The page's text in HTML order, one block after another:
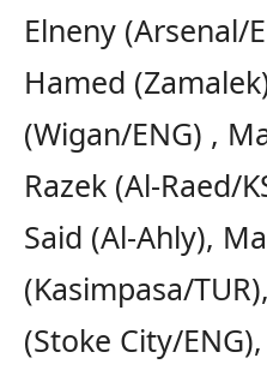
Elneny (Arsenal/
Hamed
(Wigan/ENG) ,
Razek (Al-Raed/
Said (Al-Ahly),
(Kasimpasa/
(Stoke City/